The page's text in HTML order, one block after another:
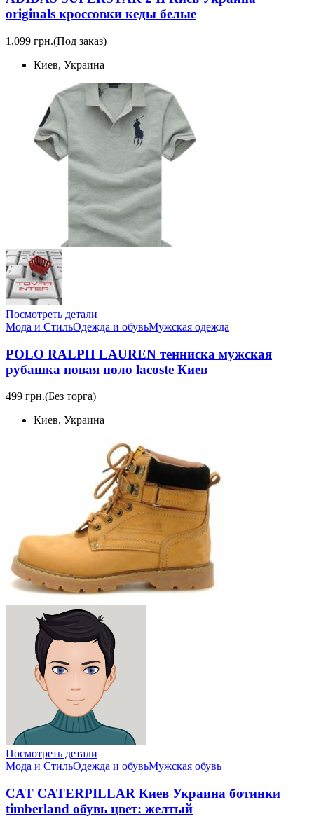
originals кроссовки кеды белые
1,099 грн.(Под заказ)
Киев, Украина
Посмотреть детали
Мода и СтильОдежда и обувьМужская одежда
POLO RALPH LAUREN тенниска мужская
рубашка новая поло lacoste Киев
499 грн.(Без торга)
Киев, Украина
Посмотреть детали
Мода и СтильОдежда и обувьМужская обувь
CAT CATERPILLAR Киев Украина ботинки
timberland обувь цвет: желтый